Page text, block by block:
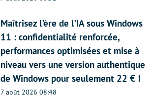
Maîtrisez l’ère de l’IA sous Windows
11 : confidentialité renforcée,
performances optimisées et mise à
niveau vers une version authentique
de Windows pour seulement 22 € !
7 août 2026 08:48